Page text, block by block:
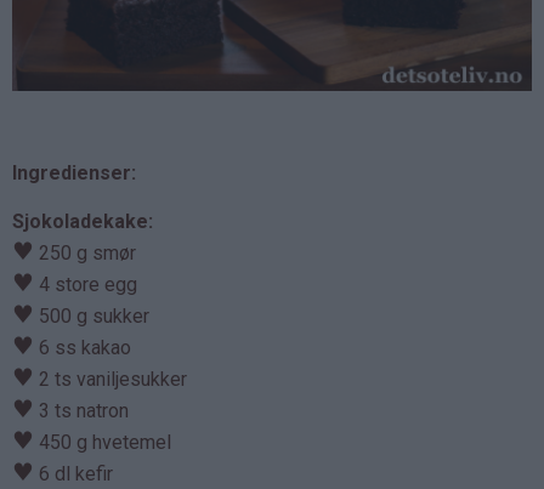
Ingredienser:
Sjokoladekake:
♥ 250 g smør
♥ 4 store egg
♥ 500 g sukker
♥ 6 ss kakao
♥ 2 ts vaniljesukker
♥ 3 ts natron
♥ 450 g hvetemel
♥ 6 dl kefir